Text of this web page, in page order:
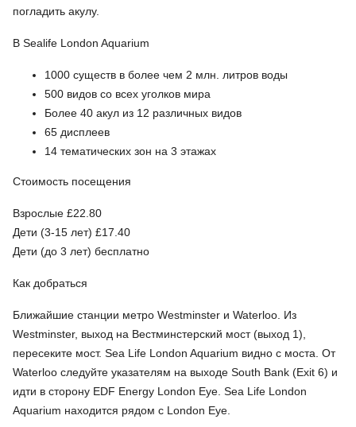
погладить акулу.
В Sealife London Aquarium
1000 существ в более чем 2 млн. литров воды
500 видов со всех уголков мира
Более 40 акул из 12 различных видов
65 дисплеев
14 тематических зон на 3 этажах
Стоимость посещения
Взрослые £22.80
Дети (3-15 лет) £17.40
Дети (до 3 лет) бесплатно
Как добраться
Ближайшие станции метро Westminster и Waterloo. Из
Westminster, выход на Вестминстерский мост (выход 1),
пересеките мост. Sea Life London Aquarium видно с моста. От
Waterloo следуйте указателям на выходе South Bank (Exit 6) и
идти в сторону EDF Energy London Eye. Sea Life London
Aquarium находится рядом с London Eye.